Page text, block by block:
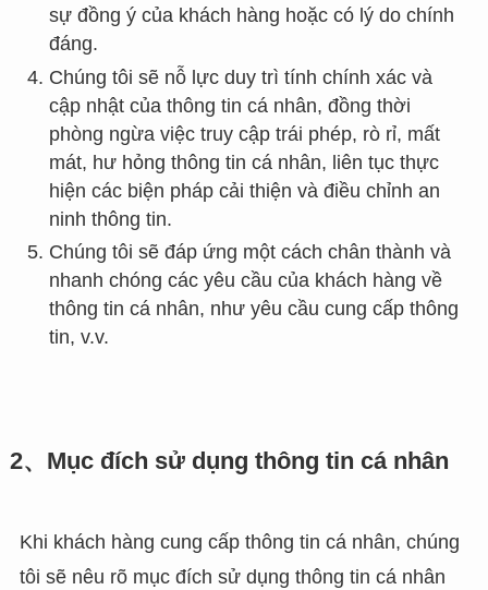
sự đồng ý của khách hàng hoặc có lý do chính
đáng.
Chúng tôi sẽ nỗ lực duy trì tính chính xác và
cập nhật của thông tin cá nhân, đồng thời
phòng ngừa việc truy cập trái phép, rò rỉ, mất
mát, hư hỏng thông tin cá nhân, liên tục thực
hiện các biện pháp cải thiện và điều chỉnh an
ninh thông tin.
Chúng tôi sẽ đáp ứng một cách chân thành và
nhanh chóng các yêu cầu của khách hàng về
thông tin cá nhân, như yêu cầu cung cấp thông
tin, v.v.
2、Mục đích sử dụng thông tin cá nhân
Khi khách hàng cung cấp thông tin cá nhân, chúng
tôi sẽ nêu rõ mục đích sử dụng thông tin cá nhân